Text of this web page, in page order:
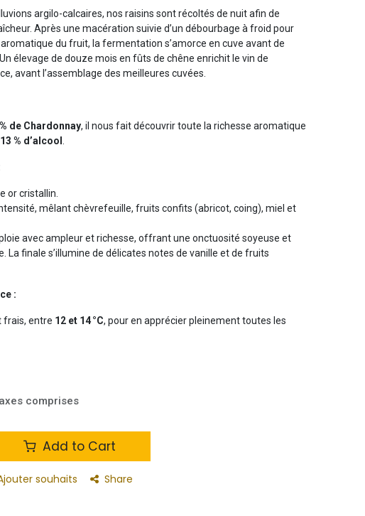
argilo-calcaires, nos raisins sont récoltés de nuit afin de
Après une macération suivie d’un débourbage à froid pour
du fruit, la fermentation s’amorce en cuve avant de
élevage de douze mois en fûts de chêne enrichit le vin de
avant l’assemblage des meilleures cuvées.
de Chardonnay, il nous fait découvrir toute la richesse aromatique
13 % d’alcool
or cristallin.
mêlant chèvrefeuille, fruits confits (abricot, coing), miel et
avec ampleur et richesse, offrant une onctuosité soyeuse et
La finale s’illumine de délicates notes de vanille et de fruits
:
frais, entre 12 et 14 °C, pour en apprécier pleinement toutes les
comprises
Add to Cart
souhaits Share